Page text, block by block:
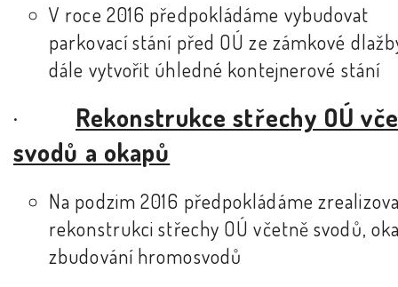
V roce 2016 předpokládáme vybudovat
parkovací stání před OÚ ze zámkové
dále vytvořit úhledné kontejnerové stání
· Rekonstrukce střechy OÚ
svodů a okapů
Na podzim 2016 předpokládáme
rekonstrukci střechy OÚ včetně svodů,
zbudování hromosvodů